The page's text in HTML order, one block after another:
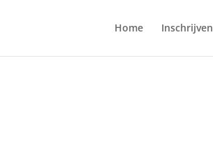
Home Inschrijven